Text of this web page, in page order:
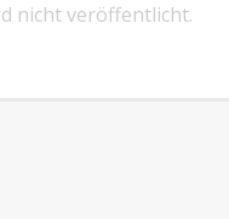
nicht veröffentlicht.